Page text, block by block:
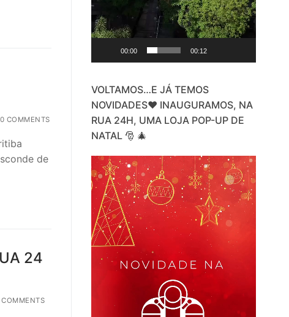
0 COMMENTS
de
24
00:00 00:12
VOLTAMOS…E JÁ TEMOS
NOVIDADES❤️ INAUGURAMOS, NA
RUA 24H, UMA LOJA POP-UP DE
NATAL 🎅 🎄
Video
Player